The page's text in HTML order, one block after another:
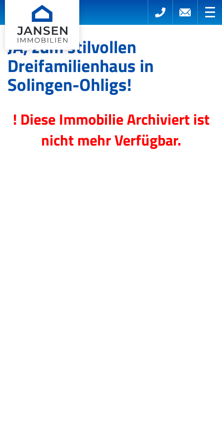
JA, zum stilvollen
Dreifamilienhaus in
Solingen-Ohligs!
! Diese Immobilie Archiviert ist
nicht mehr Verfügbar.